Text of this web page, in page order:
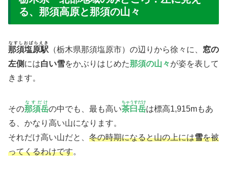
る、那須高原と那須の山々
那須塩原駅
なすしおばらえき
（栃木県那須塩原市）の辺りから徐々に、 窓の
左側 には白い雪をかぶりはじめた那須の山々が姿を表して
きます。
その那須岳
なすだけ
の中でも、最も高い茶臼岳
ちゃうすだけ
は標高1,915mもあ
る、かなり高い山になります。
それだけ高い山だと、 冬の時期になると山の上には雪を被
ってくるわけです。